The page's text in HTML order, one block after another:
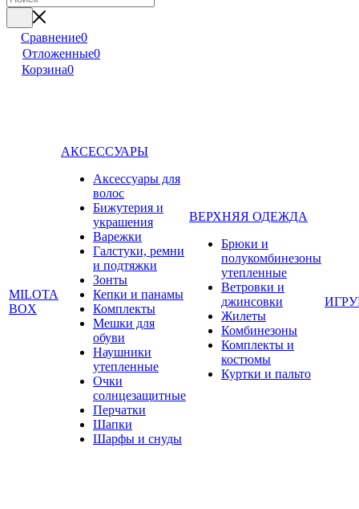
Сравнение0
Отложенные0
Корзина0
MILOTA
BOX
АКСЕССУАРЫ
Аксессуары для
волос
Бижутерия и
украшения
Варежки
Галстуки, ремни
и подтяжки
Зонты
Кепки и панамы
Комплекты
Мешки для
обуви
Наушники
утепленные
Очки
солнцезащитные
Перчатки
Шапки
Шарфы и снуды
ВЕРХНЯЯ ОДЕЖДА
Брюки и
полукомбинезоны
утепленные
Ветровки и
джинсовки
Жилеты
Комбинезоны
Комплекты и
костюмы
Куртки и пальто